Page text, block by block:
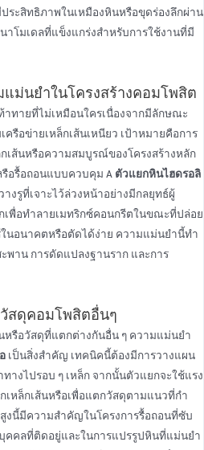
ระสิทธิภาพในเหมืองหินหรือขุดร่องลึกผ่าน
โมเดลที่แข็งแกร่งสําหรับการใช้งานที่มี
แม่นยําในโครงสร้างคอมโพสิต
าทายที่ไม่เหมือนใครเนื่องจากมีลักษณะ
ครือข่ายเหล็กเส้นเหนียว เป้าหมายคือการ
เส้นหรือความสมบูรณ์ของโครงสร้างหลัก
อรื้อถอนแบบควบคุม A ตัวแยกหินไฮดรอลิ
างรูที่เจาะไว้ล่วงหน้าอย่างมีกลยุทธ์ผู้
พื่อทําลายเมทริกซ์คอนกรีตในขณะที่ปล่อย
ในอนาคตหรือตัดได้ง่าย ความแม่นยํานี้ทํา
พาน การดัดแปลงฐานราก และการ
วัสดุคอมโพสิตอื่นๆ
รือวัสดุที่แตกต่างกันอื่น ๆ ความแม่นยํา
เป็นสิ่งสําคัญ เทคนิคนี้ต้องมีการวางแผน
างไปรอบ ๆ เหล็ก จากนั้นตัวแยกจะใช้แรง
เหล็กเส้นหรือเพื่อแตกวัสดุตามแนวที่กํา
งนี้มีความสําคัญในโครงการรื้อถอนที่ซับ
คลที่ติดอยู่และในการแปรรูปหินที่แม่นยํา